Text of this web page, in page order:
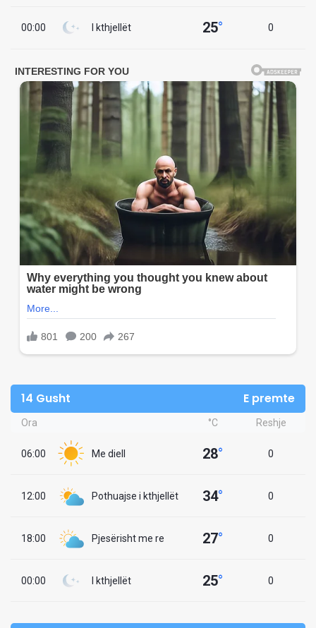
00:00 I kthjellët 25° 0
14 Gusht E premte
Ora °C Reshje
06:00 Me diell 28° 0
12:00 Pothuajse i kthjellët 34° 0
18:00 Pjesërisht me re 27° 0
00:00 I kthjellët 25° 0